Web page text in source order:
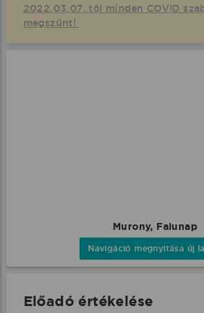
2022.03.07. től minden COVID
megszűnt!
Murony, Falunap
Navigáció megnyitása új
Előadó értékelése